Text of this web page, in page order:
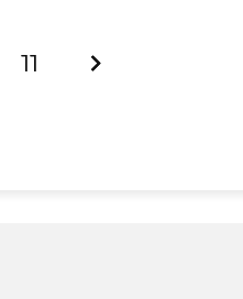
11